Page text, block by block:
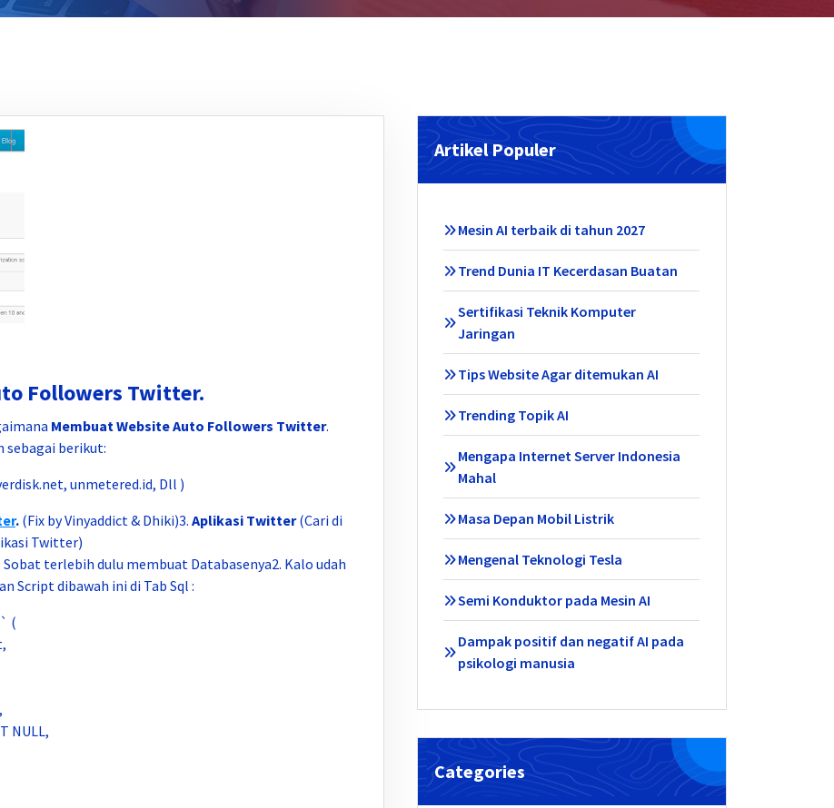
Followers Twitter.
Membuat Website Auto Followers Twitter.
sebagai berikut:
unmetered.id, Dll )
. (Fix by Vinyaddict & Dhiki)3. Aplikasi Twitter(Cari di
Twitter)
terlebih dulu membuat Databasenya2. Kalo udah
Script dibawah ini di Tab Sql :
(
NULL,
Artikel Populer
Mesin AI terbaik di tahun 2027
Trend Dunia IT Kecerdasan Buatan
Sertifikasi Teknik Komputer
Jaringan
Tips Website Agar ditemukan AI
Trending Topik AI
Mengapa Internet Server Indonesia
Mahal
Masa Depan Mobil Listrik
Mengenal Teknologi Tesla
Semi Konduktor pada Mesin AI
Dampak positif dan negatif AI pada
psikologi manusia
Categories